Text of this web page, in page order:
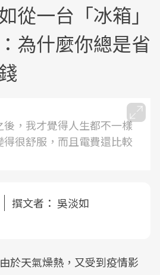
從一台「冰箱」
為什麼你總是省
，我才覺得人生都不一樣
很舒服，而且電費還比較
撰文者： 吳淡如
於天氣燥熱，又受到疫情影